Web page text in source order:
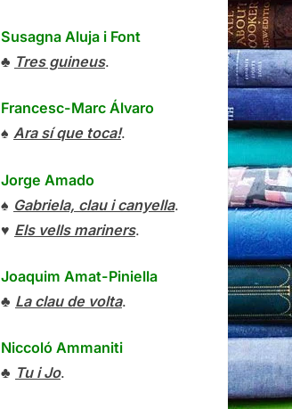
Susagna Aluja i Font
♣ Tres guineus.
Francesc-Marc Álvaro
♠ Ara sí que toca!.
Jorge Amado
♠ Gabriela, clau i canyella.
♥ Els vells mariners.
Joaquim Amat-Piniella
♣ La clau de volta.
Niccoló Ammaniti
♣ Tu i Jo.